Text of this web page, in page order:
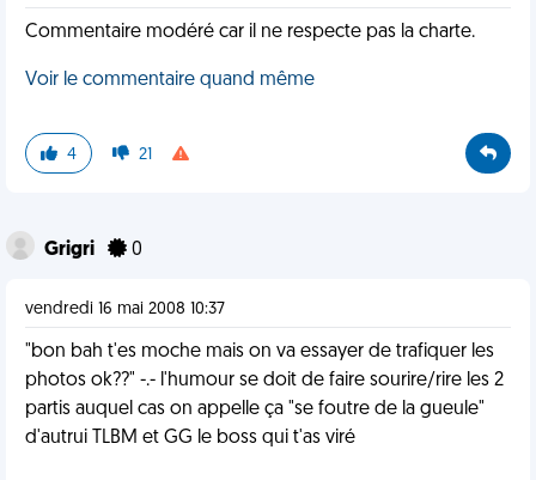
Commentaire modéré car il ne respecte pas la charte.
Voir le commentaire quand même
4 21
Grigri 0
vendredi 16 mai 2008 10:37
"bon bah t'es moche mais on va essayer de trafiquer les
photos ok??" -.- l'humour se doit de faire sourire/rire les 2
partis auquel cas on appelle ça "se foutre de la gueule"
d'autrui TLBM et GG le boss qui t'as viré